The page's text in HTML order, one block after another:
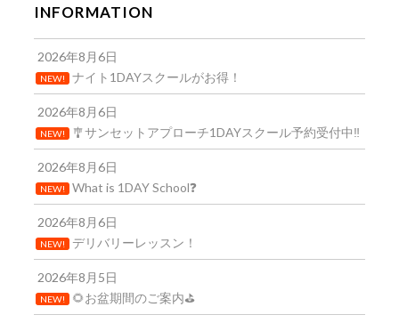
INFORMATION
2026年8月6日
NEW! ナイト1DAYスクールがお得！
2026年8月6日
NEW! 🎐サンセットアプローチ1DAYスクール予約受付中‼️
2026年8月6日
NEW! What is 1DAY School❓
2026年8月6日
NEW! デリバリーレッスン！
2026年8月5日
NEW! 🌻お盆期間のご案内⛳